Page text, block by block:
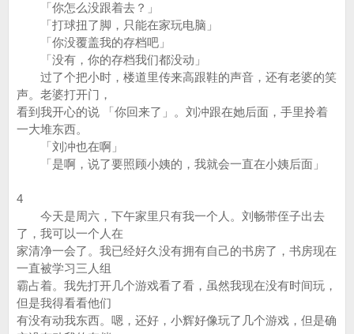
「你怎么没跟着去？」
「打球扭了脚，只能在家玩电脑」
「你没覆盖我的存档吧」
「没有，你的存档我们都没动」
过了个把小时，楼道里传来高跟鞋的声音，还有老婆的笑
声。老婆打开门，
看到我开心的说 「你回来了」。刘冲跟在她后面，手里拎着
一大堆东西。
「刘冲也在啊」
「是啊，说了要照顾小姨的，我就会一直在小姨后面」
4
今天是周六，下午家里只有我一个人。刘畅带侄子出去
了，我可以一个人在
家清净一会了。我已经好久没有拥有自己的书房了，书房现在
一直被学习三人组
霸占着。我先打开几个游戏看了看，虽然我现在没有时间玩，
但是我得看看他们
有没有动我东西。嗯，还好，小辉好像玩了几个游戏，但是确